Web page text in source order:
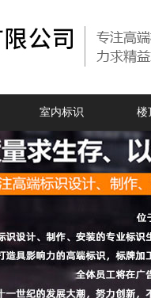
室内标识 楼